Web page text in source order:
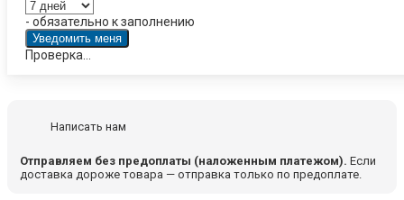
- обязательно к заполнению
Проверка...
Написать нам
Отправляем без предоплаты (наложенным платежом). Если
доставка дороже товара — отправка только по предоплате.